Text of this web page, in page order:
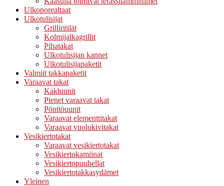
Ulkoporealtaat
Ulkotulisijat
Grilliritilät
Kolmijalkagrillit
Pihatakat
Ulkotulisijan kannet
Ulkotulisijapaketit
Valmiit takkapaketit
Varaavat takat
Kakluunit
Pienet varaavat takat
Pönttöuunit
Varaavat elementtitakat
Varaavat vuolukivitakat
Vesikiertotakat
Varaavat vesikiertotakat
Vesikiertokamiinat
Vesikiertopuuhellat
Vesikiertotakkasydämet
Yleinen